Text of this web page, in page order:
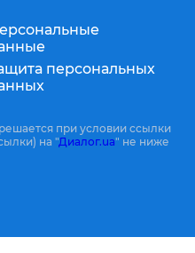
персональных
при условии ссылки
на "Диалог.ua" не ниже